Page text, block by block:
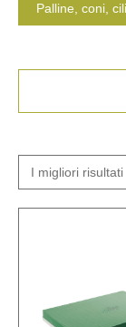
Palline, coni,